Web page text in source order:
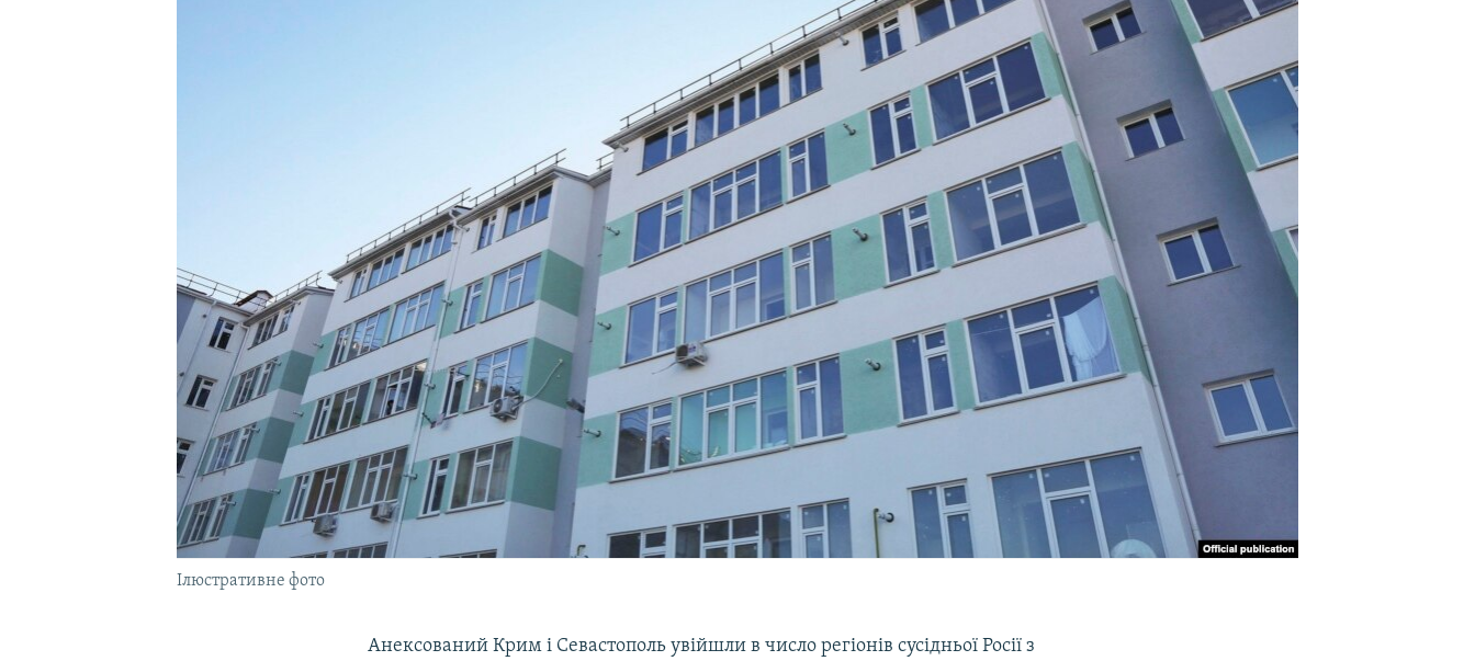
Ілюстративне фото
Анексований Крим і Севастополь увійшли в число регіонів сусідньої Росії з